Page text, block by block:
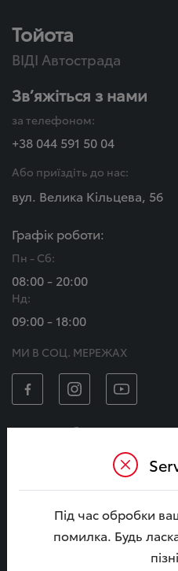
Тойота
ВІДІ Автострада
Зв’яжіться з нами
за телефоном:
+38 044 591 50 04
Або приїздіть до нас:
вул. Велика Кільцева, 56
Графік роботи:
Пн - Сб:
08:00 - 20:00
Нд:
09:00 - 18:00
МИ В СОЦ. МЕРЕЖАХ
Автомобілі
COROLLA
BZ4X Touring
Під час обробки
помилка. Будь